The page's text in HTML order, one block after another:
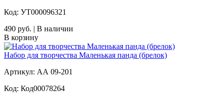
Код: УТ000096321
490 руб. | В наличии
В корзину
Набор для творчества Маленькая панда (брелок)
Артикул: АА 09-201
Код: Код00078264